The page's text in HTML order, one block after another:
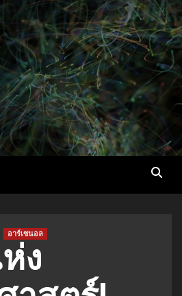
อาร์เซนอล
ง